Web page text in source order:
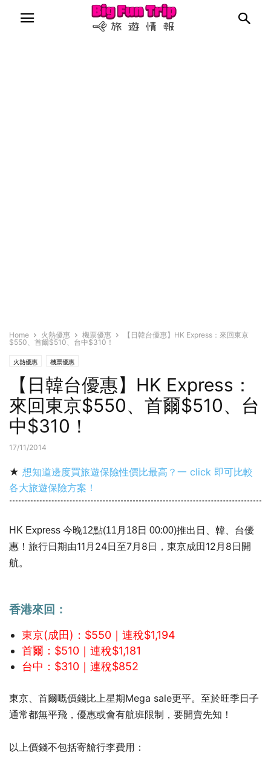
Home 火熱優惠 機票優惠
【日韓台優惠】HK Express：來回東京
$550、首爾$510、台中$310！
火熱優惠 機票優惠
【日韓台優惠】HK Express：
來回東京$550、首爾$510、台
中$310！
17/11/2014
★ 想知道邊度買旅遊保險性價比最高？一 click 即可比較
各大旅遊保險方案！
HK Express 今晚12點(11月18日 00:00)推出日、韓、台優
惠！ 旅行日期由11月24日至7月8日，東京成田12月8日開
航。
香港來回：
東京(成田)：$550｜連稅$1,194
首爾：$510｜連稅$1,181
台中：$310｜連稅$852
東京、首爾嘅價錢比上星期Mega sale更平。至於旺季日子
通常都無平飛，優惠或會有航班限制，要開賣先知！
以 上價錢不包括寄艙行李費用：